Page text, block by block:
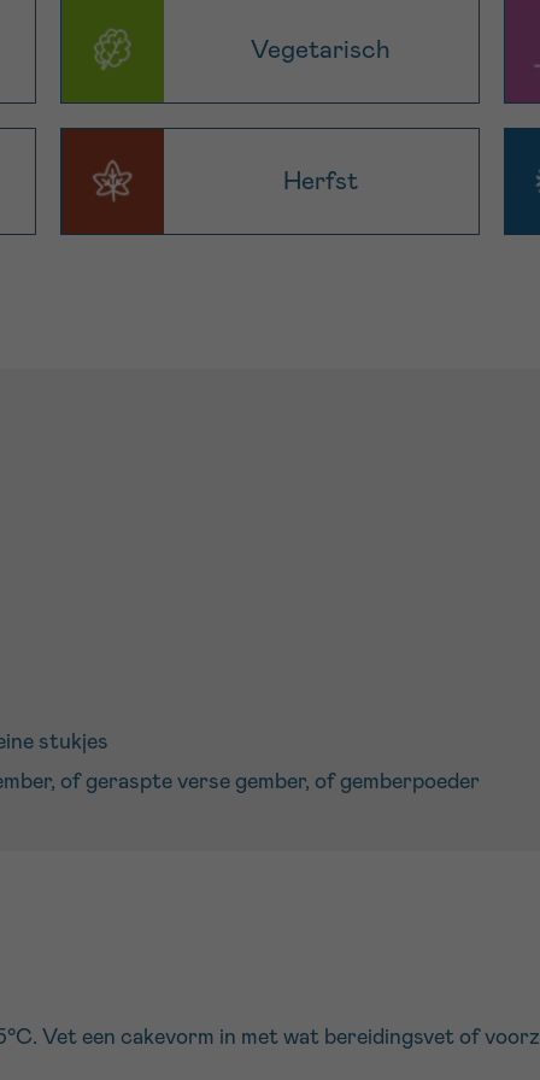
Vegetarisch
Herfst
stukjes
of geraspte verse gember, of gemberpoeder
Vet een cakevorm in met wat bereidingsvet of